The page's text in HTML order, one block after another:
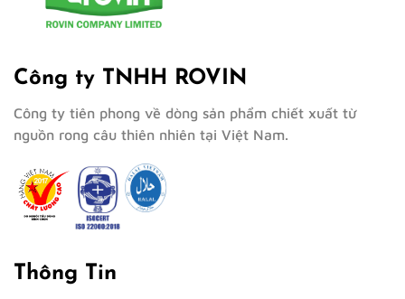
Công ty TNHH ROVIN
Công ty tiên phong về dòng sản phẩm chiết xuất từ
nguồn rong câu thiên nhiên tại Việt Nam.
Thông Tin